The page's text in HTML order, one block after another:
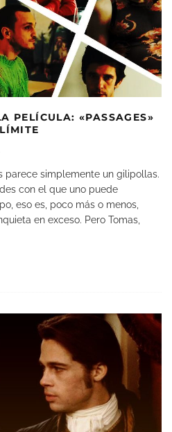
PELÍCULA: «PASSAGES»
parece simplemente un gilipollas.
con el que uno puede
eso es, poco más o menos,
en exceso. Pero Tomas,